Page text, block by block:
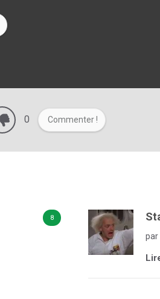
0 Commenter !
8
par